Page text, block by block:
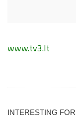
www.tv3.lt